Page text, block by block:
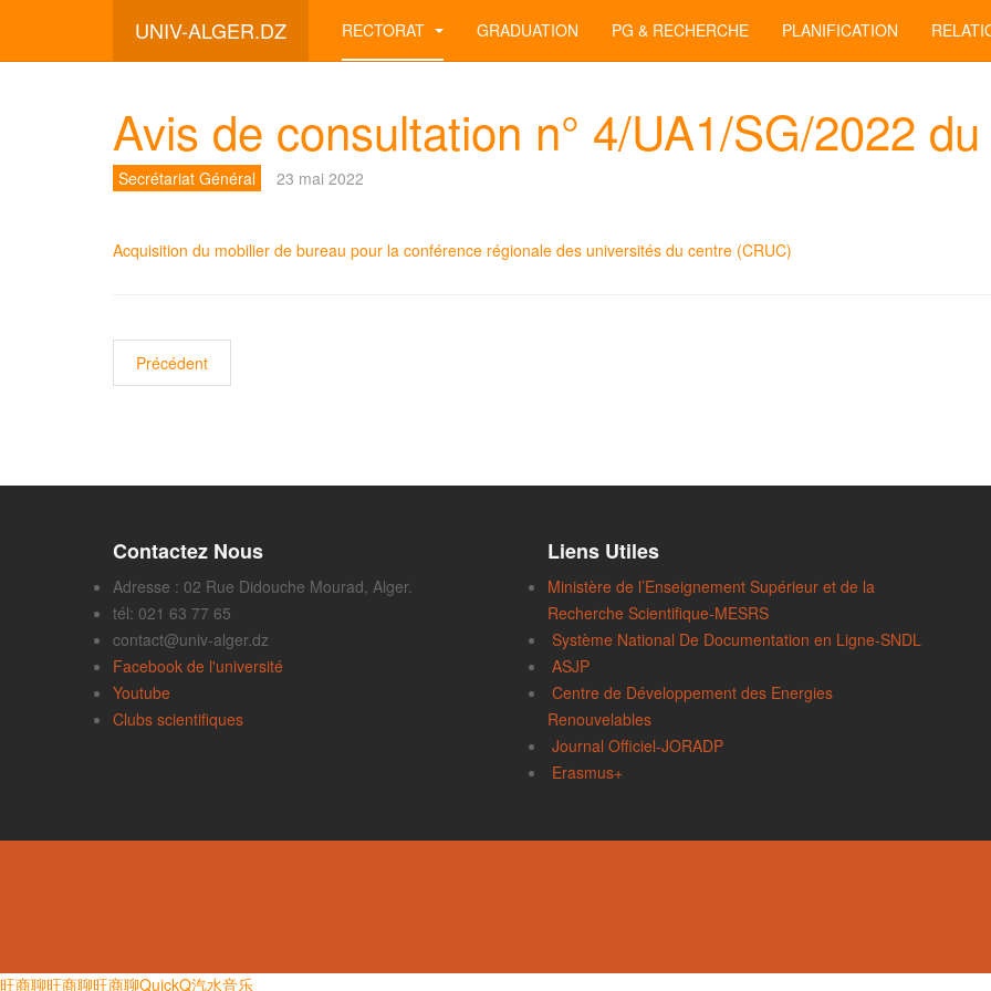
UNIV-ALGER.DZ RECTORAT GRADUATION PG & RECHERCHE PLANIFICATION
Avis de consultation n° 4/UA1/SG/2022
Secrétariat Général 23 mai 2022
Acquisition du mobilier de bureau pour la conférence régionale des universités du centre (CRUC)
Article précédent : Avis de prorogation de délai relatif à l'avis de consultation N°04/UA1/SG/2022 du 23 Mai 2022
Précédent
Contactez Nous
Adresse : 02 Rue Didouche Mourad, Alger.
tél: 021 63 77 65
contact@univ-alger.dz
Facebook de l'université
Youtube
Clubs scientifiques
Liens Utiles
Ministère de l’Enseignement Supérieur et de la
Recherche Scientifique-MESRS
Système National De Documentation en Ligne-SNDL
ASJP
Centre de Développement des Energies
Renouvelables
Journal Officiel-JORADP
Erasmus+
旺商聊旺商聊旺商聊QuickQ汽水音乐